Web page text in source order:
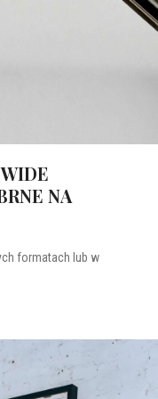
SPA i pomagają w
NA
formatach lub w